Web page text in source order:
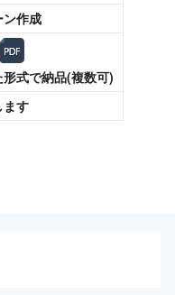
作成
式で納品(複数可)
ます